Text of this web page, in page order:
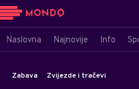
Naslovna Najnovije Info
Zabava Zvijezde i tračevi